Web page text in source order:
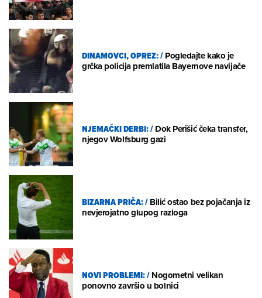
DINAMOVCI, OPREZ:/Pogledajte kako je
grčka policija premlatila Bayernove navijače
NJEMAČKI DERBI:/Dok Perišić čeka transfer,
njegov Wolfsburg gazi
BIZARNA PRIČA:/Bilić ostao bez pojačanja iz
nevjerojatno glupog razloga
NOVI PROBLEMI:/Nogometni velikan
ponovno završio u bolnici